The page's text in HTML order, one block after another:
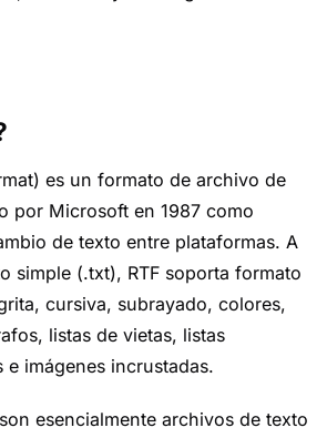
es un formato de archivo de
por Microsoft en 1987 como
de texto entre plataformas. A
simple (.txt), RTF soporta formato
cursiva, subrayado, colores,
listas de vietas, listas
e imágenes incrustadas.
esencialmente archivos de texto